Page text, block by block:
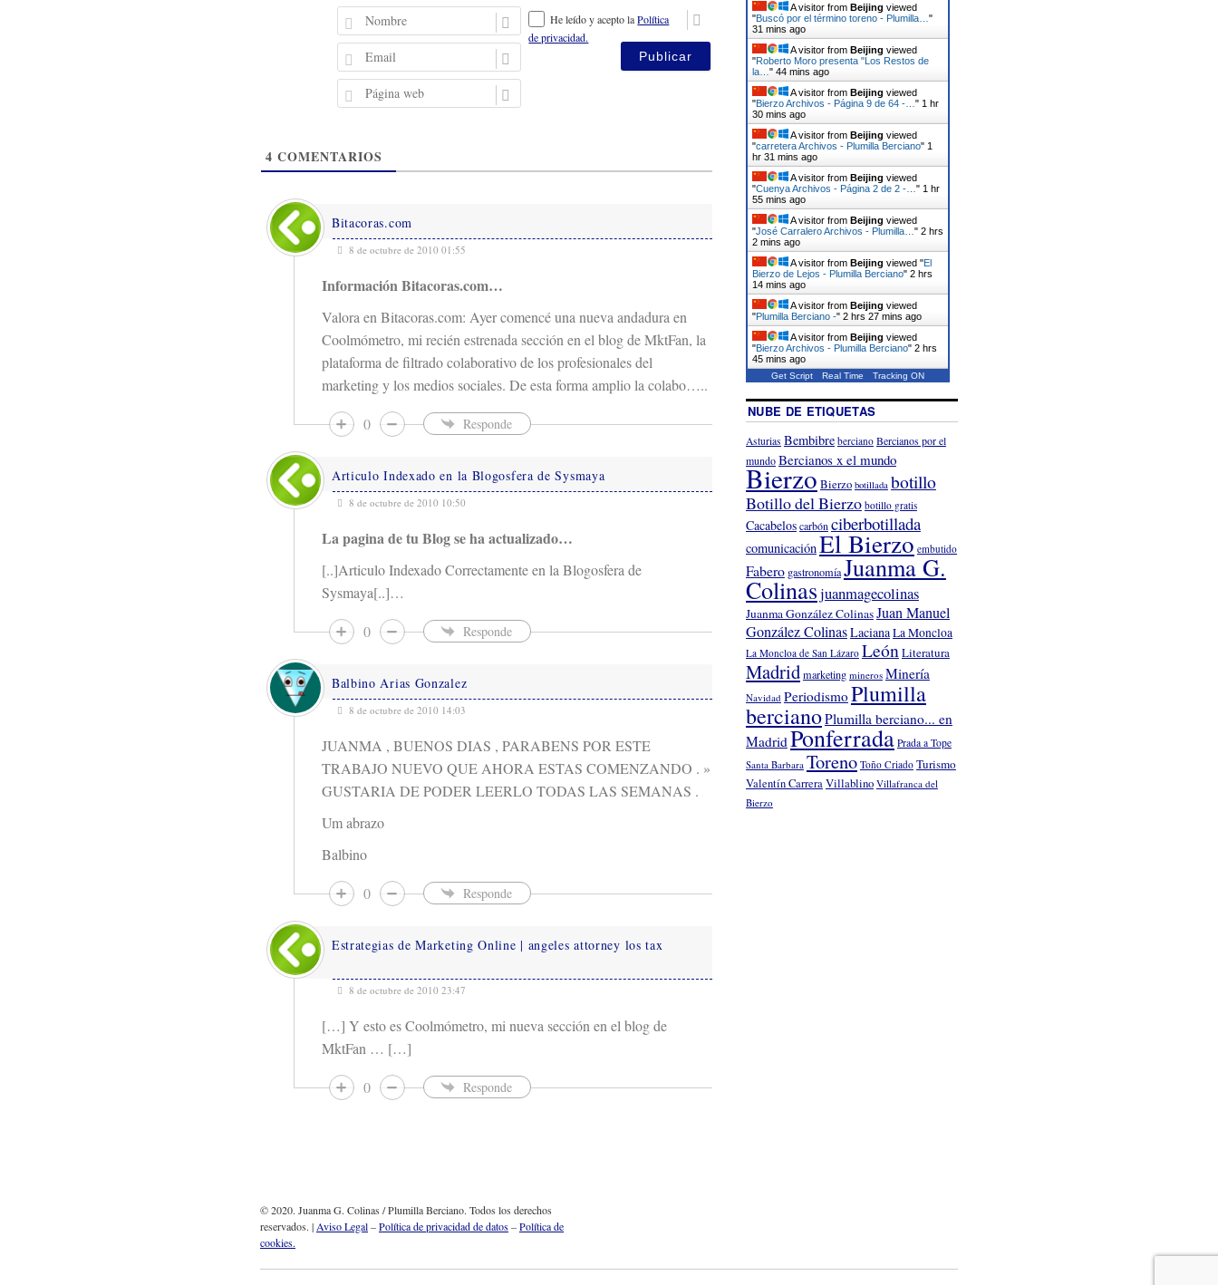
N
o
m
r
m
a
á
a
He leído y acepto laPolítica
de privacidad.
4 COMENTARIOS
Bitacoras.com
8 de octubre de 2010 01:55
Información Bitacoras.com…
Valora en Bitacoras.com: Ayer comencé una nueva andadura en
Coolmómetro, mi recién estrenada sección en el blog de MktFan, la
plataforma de filtrado colaborativo de los profesionales del
marketing y los medios sociales. De esta forma amplio la colabo…..
0 Responde
Articulo Indexado en la Blogosfera de Sysmaya
8 de octubre de 2010 10:50
La pagina de tu Blog se ha actualizado…
[..]Articulo Indexado Correctamente en la Blogosfera de
Sysmaya[..]…
0 Responde
Balbino Arias Gonzalez
8 de octubre de 2010 14:03
JUANMA , BUENOS DIAS , PARABENS POR ESTE
TRABAJO NUEVO QUE AHORA ESTAS COMENZANDO . »
GUSTARIA DE PODER LEERLO TODAS LAS SEMANAS .
Um abrazo
Balbino
0 Responde
Estrategias de Marketing Online | angeles attorney los tax
8 de octubre de 2010 23:47
[…] Y esto es Coolmómetro, mi nueva sección en el blog de
MktFan … […]
0 Responde
A visitor from Beijing viewed
"Buscó por el término toreno - Plumilla… "
31 mins ago
A visitor from Beijing viewed
"Roberto Moro presenta "Los Restos de
la… " 44 mins ago
A visitor from Beijing viewed
"Bierzo Archivos - Página 9 de 64 -… " 1 hr
30 mins ago
A visitor from Beijing viewed
"carretera Archivos - Plumilla Berciano" 1
hr 31 mins ago
A visitor from Beijing viewed
"Cuenya Archivos - Página 2 de 2 -… " 1 hr
55 mins ago
A visitor from Beijing viewed
"José Carralero Archivos - Plumilla… " 2 hrs
2 mins ago
A visitor from Beijing viewed "El
Bierzo de Lejos - Plumilla Berciano" 2 hrs
14 mins ago
A visitor from Beijing viewed
"Plumilla Berciano -" 2 hrs 27 mins ago
A visitor from Beijing viewed
"Bierzo Archivos - Plumilla Berciano" 2 hrs
45 mins ago
Get Script Real Time Tracking ON
NUBE DE ETIQUETAS
Asturias Bembibre berciano Bercianos por el
mundoBercianos x el mundo
BierzoBierzo botillada botillo
Botillo del Bierzo botillo gratis
Cacabeloscarbón ciberbotillada
comunicaciónEl Bierzo embutido
Fabero gastronomíaJuanma G.
Colinasjuanmagecolinas
Juanma González ColinasJuan Manuel
González ColinasLacianaLa Moncloa
La Moncloa de San Lázaro LeónLiteratura
Madridmarketing mineros Minería
Navidad PeriodismoPlumilla
bercianoPlumilla berciano... en
MadridPonferrada Prada a Tope
Santa Barbara Toreno Toño Criado Turismo
Valentín CarreraVillablino Villafranca del
Bierzo
© 2020. Juanma G. Colinas / Plumilla Berciano. Todos los derechos
reservados. | Aviso Legal–Política de privacidad de datos–Política de
cookies.